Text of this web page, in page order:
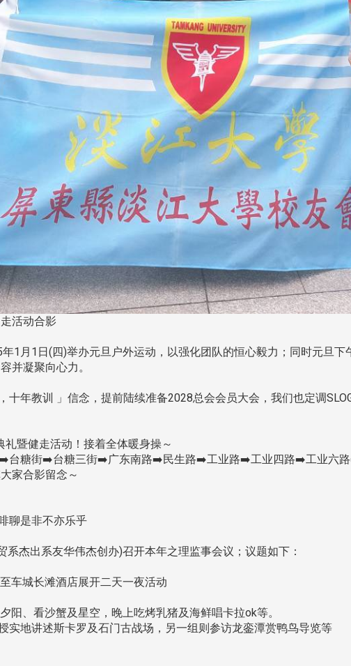
活动合影
1月1日(四)举办元旦户外运动，以强化团队的恒心毅力；同时元旦
并凝聚向心力。
十年教训 」信念，提前陆续准备2028总会会员大会，我们也定调
暨健走活动！接着全体暖身操～
➡️台糖街➡️台糖三街➡️广东南路➡️民生路➡️工业路➡️工业四路➡️工业六
家合影留念～
聊是非不亦乐乎
杰出系友华伟杰创办)召开本年之理监事会议；议题如下：
车城长滩酒店展开二天一夜活动
阳、看沙蟹及星空，晚上吃烤乳猪及海鲜唱卡拉ok等。
实地讲述斯卡罗及石门古战场，另一组则参访龙銮潭赏鸭鸟导览等